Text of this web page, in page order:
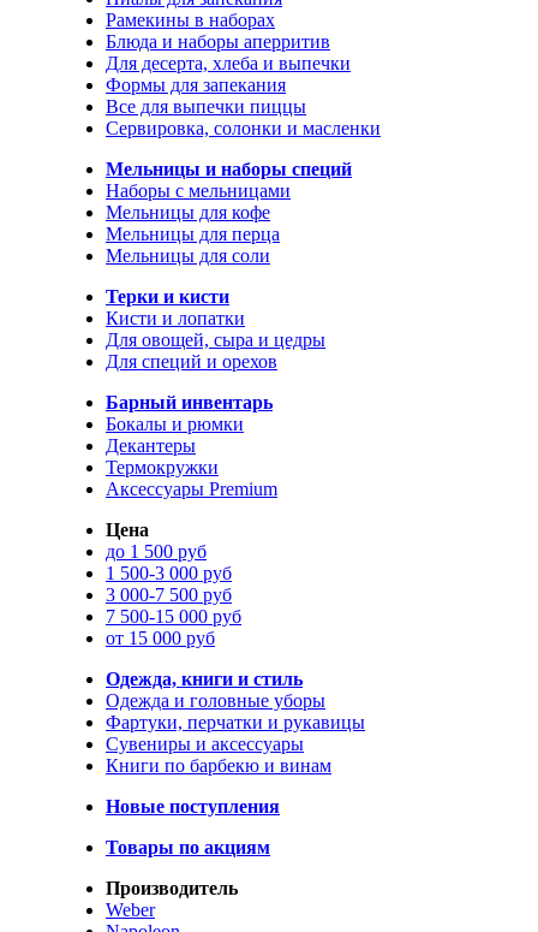
Рамекины в наборах
Блюда и наборы аперритив
Для десерта, хлеба и выпечки
Формы для запекания
Все для выпечки пиццы
Сервировка, солонки и масленки
Мельницы и наборы специй
Наборы с мельницами
Мельницы для кофе
Мельницы для перца
Мельницы для соли
Терки и кисти
Кисти и лопатки
Для овощей, сыра и цедры
Для специй и орехов
Барный инвентарь
Бокалы и рюмки
Декантеры
Термокружки
Аксессуары Premium
Цена
до 1 500 руб
1 500-3 000 руб
3 000-7 500 руб
7 500-15 000 руб
от 15 000 руб
Одежда, книги и стиль
Одежда и головные уборы
Фартуки, перчатки и рукавицы
Сувениры и аксессуары
Книги по барбекю и винам
Новые поступления
Товары по акциям
Производитель
Weber